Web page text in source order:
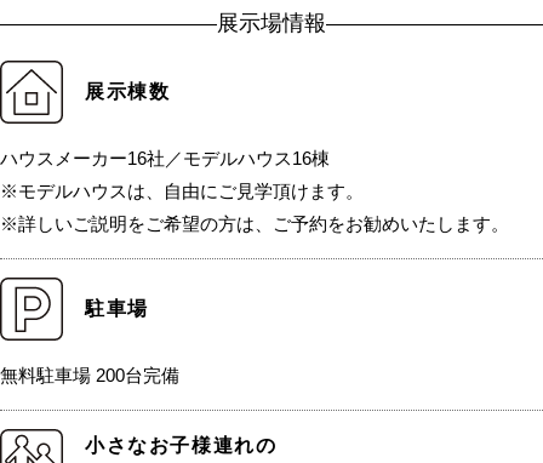
展示場情報
展示棟数
ハウスメーカー16社／モデルハウス16棟
※モデルハウスは、自由にご見学頂けます。
※詳しいご説明をご希望の方は、ご予約をお勧めいたします。
駐車場
無料駐車場 200台完備
小さなお子様連れの